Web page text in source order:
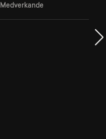
Medverkande